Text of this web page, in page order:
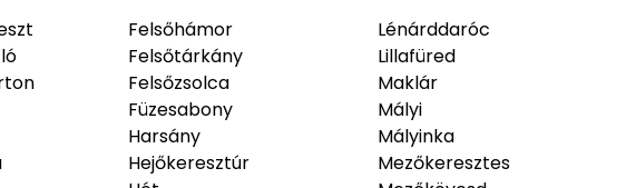
kistájak
Upponyi-hegység